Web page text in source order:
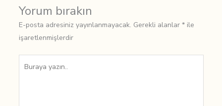
Yorum bırakın
E-posta adresiniz yayınlanmayacak. Gerekli alanlar *ile
işaretlenmişlerdir